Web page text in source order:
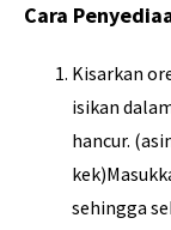
Cara
Kisarkan
isikan
hancur.
sehingga